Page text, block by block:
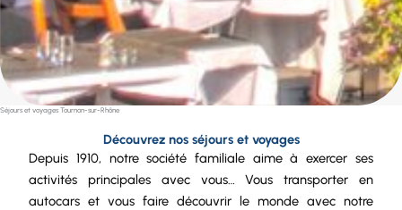
Séjours et voyages Tournon-sur-Rhône
Découvrez nos séjours et voyages
Depuis 1910, notresociété familiale aime à exercer ses
activités principales avec vous… Vous transporter en
autocars et vous faire découvrir le monde avec notre